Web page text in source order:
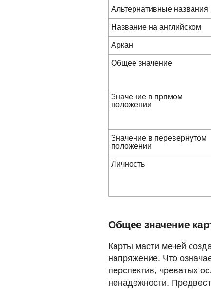
Альтернативные названия
Название на английском
Аркан
Общее значение
Значение в прямом
положении
Значение в перевернутом
положении
Личность
Общее значение
Карты масти мечей
напряжение. Что
перспектив, чреватых
ненадежности.